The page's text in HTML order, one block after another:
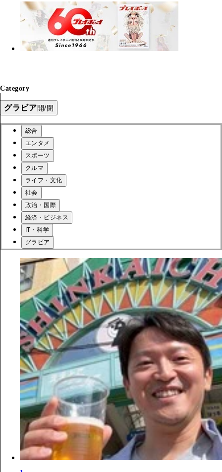
Category
グラビア開/閉
総合
エンタメ
スポーツ
クルマ
ライフ・文化
社会
政治・国際
経済・ビジネス
IT・科学
グラビア